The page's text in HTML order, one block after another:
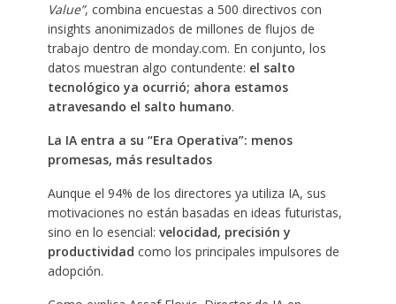
Value”, combina encuestas a 500 directivos con
insights anonimizados de millones de flujos de
trabajo dentro de monday.com. En conjunto, los
datos muestran algo contundente: el salto
tecnológico ya ocurrió; ahora estamos
atravesando el salto humano.
La IA entra a su “Era Operativa”: menos
promesas, más resultados
Aunque el 94% de los directores ya utiliza IA, sus
motivaciones no están basadas en ideas futuristas,
sino en lo esencial: velocidad, precisión y
productividad como los principales impulsores de
adopción.